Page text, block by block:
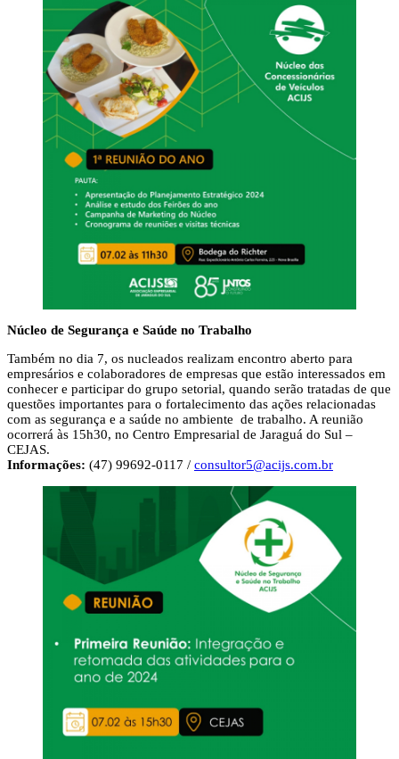
Núcleo de Segurança e Saúde no Trabalho
Também no dia 7, os nucleados realizam encontro aberto para
empresários e colaboradores de empresas que estão interessados em
conhecer e participar do grupo setorial, quando serão tratadas de que
questões importantes para o fortalecimento das ações relacionadas
com as segurança e a saúde no ambiente de trabalho. A reunião
ocorrerá às 15h30, no Centro Empresarial de Jaraguá do Sul –
CEJAS.
Informações: (47) 99692-0117 / consultor5@acijs.com.br